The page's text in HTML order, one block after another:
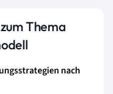
Thema
nach